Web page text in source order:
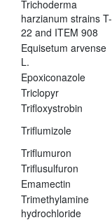
Trichoderma
harzianum strains T-
22 and ITEM 908
Equisetum arvense
L.
Epoxiconazole
Triclopyr
Trifloxystrobin
Triflumizole
Triflumuron
Triflusulfuron
Emamectin
Trimethylamine
hydrochloride